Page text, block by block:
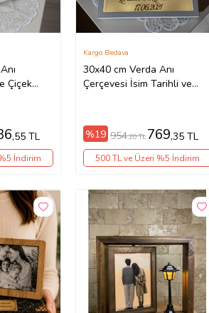
Çiçek
,55 TL
İndirim
30x40 cm Verda Anı
Çerçevesi İsim Tarihli ve
Kargo Bedava
%19 954,20 TL 769,35 TL
500 TL ve Üzeri %5 İndirim